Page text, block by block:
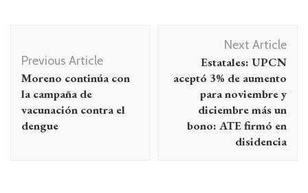
de
entradas
Previous Article
Moreno continúa con
la campaña de
vacunación contra el
dengue
Next Article
Estatales: UPCN
aceptó 3% de aumento
para noviembre y
diciembre más un
bono: ATE firmó en
disidencia